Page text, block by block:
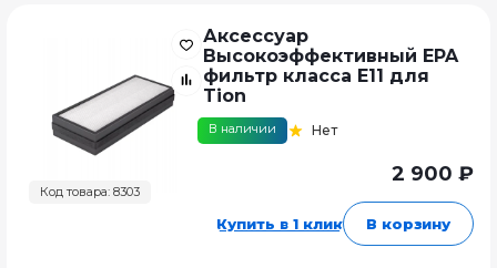
Код товара: 8303
Аксессуар
Высокоэффективный EPA
фильтр класса E11 для
Tion
В наличии Нет
2 900 ₽
Купить в 1 клик В корзину